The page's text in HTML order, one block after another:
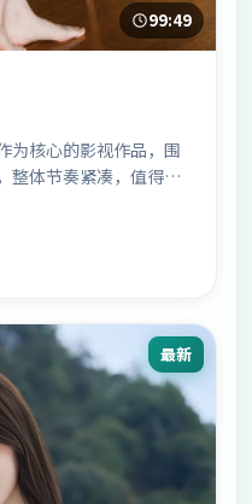
99:49
为核心的影视作品，围
整体节奏紧凑，值得推
最新